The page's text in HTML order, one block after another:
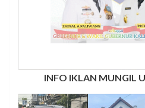
INFO IKLAN MUNGIL